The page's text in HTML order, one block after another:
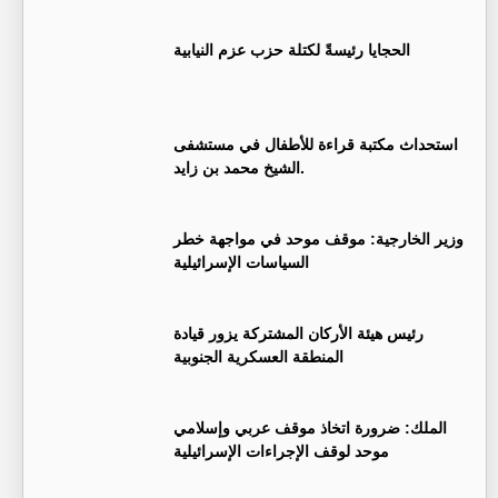
الحجايا رئيسةً لكتلة حزب عزم النيابية
استحداث مكتبة قراءة للأطفال في مستشفى
الشيخ محمد بن زايد.
وزير الخارجية: موقف موحد في مواجهة خطر
السياسات الإسرائيلية
رئيس هيئة الأركان المشتركة يزور قيادة
المنطقة العسكرية الجنوبية
الملك: ضرورة اتخاذ موقف عربي وإسلامي
موحد لوقف الإجراءات الإسرائيلية